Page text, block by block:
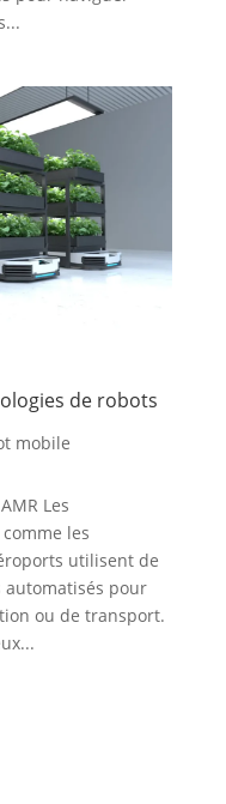
de robots
mobile
Les
les
utilisent de
pour
ou de transport.